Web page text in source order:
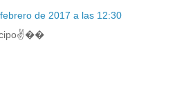
de 2017 a las 12:30